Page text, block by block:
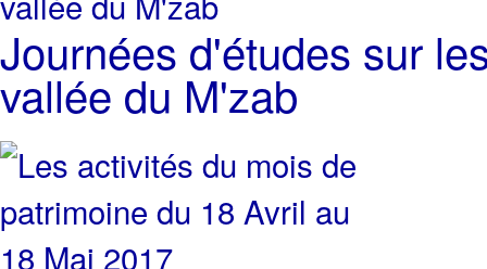
Journées d'études sur
vallée du M'zab